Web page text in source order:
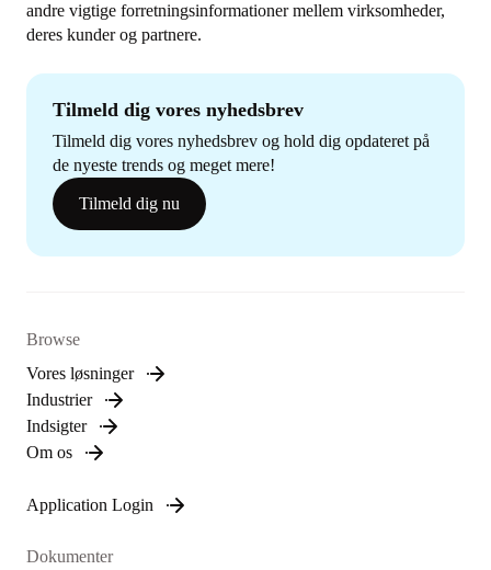
andre vigtige forretningsinformationer mellem virksomheder,
deres kunder og partnere.
Tilmeld dig vores nyhedsbrev
Tilmeld dig vores nyhedsbrev og hold dig opdateret på
de nyeste trends og meget mere!
Tilmeld dig nu
Browse
Vores løsninger
Industrier
Indsigter
Om os
Application Login
Dokumenter